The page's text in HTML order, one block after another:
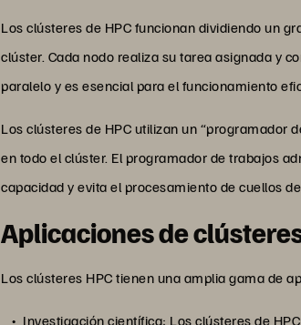
Los clústeres de HPC funcionan dividiendo un
clúster. Cada nodo realiza su tarea asignada y
paralelo y es esencial para el funcionamiento
Los clústeres de HPC utilizan un
en todo el clúster. El programador de trabajos
capacidad y evita el procesamiento de cuellos
Aplicaciones de
Los clústeres HPC tienen una amplia gama de
Investigación científica: Los clústeres de